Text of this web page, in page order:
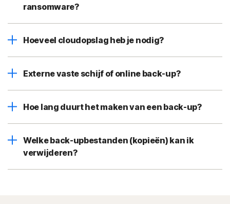
ransomware?
Hoeveel cloudopslag heb je nodig?
Externe vaste schijf of online back-up?
Hoe lang duurt het maken van een back-up?
Welke back-upbestanden (kopieën) kan ik
verwijderen?